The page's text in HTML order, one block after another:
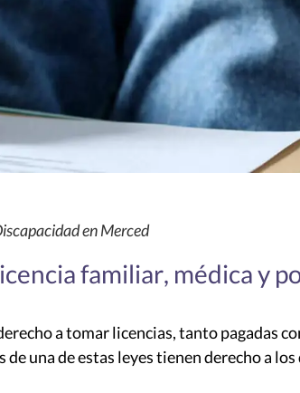
en Merced
familiar, médica y
a tomar licencias, tanto pagadas
una de estas leyes tienen derecho a